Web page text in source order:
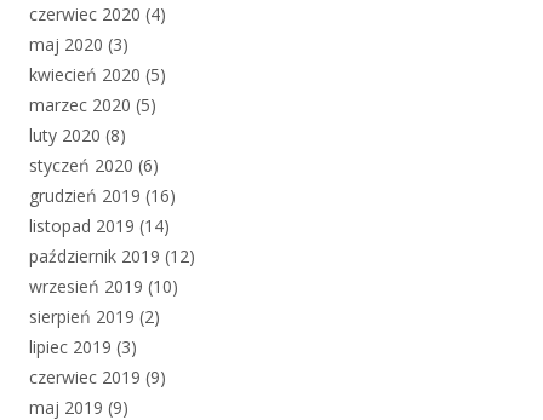
czerwiec 2020 (4)
maj 2020 (3)
kwiecień 2020 (5)
marzec 2020 (5)
luty 2020 (8)
styczeń 2020 (6)
grudzień 2019 (16)
listopad 2019 (14)
październik 2019 (12)
wrzesień 2019 (10)
sierpień 2019 (2)
lipiec 2019 (3)
czerwiec 2019 (9)
maj 2019 (9)